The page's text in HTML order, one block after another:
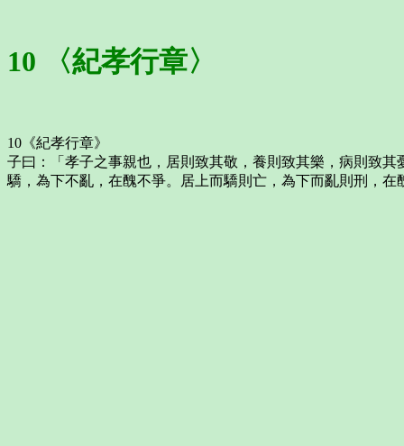
10 〈紀孝行章〉
10《紀孝行章》
子曰：「孝子之事親也，居則致其敬，養則致其樂，病則致
驕，為下不亂，在醜不爭。居上而驕則亡，為下而亂則刑，